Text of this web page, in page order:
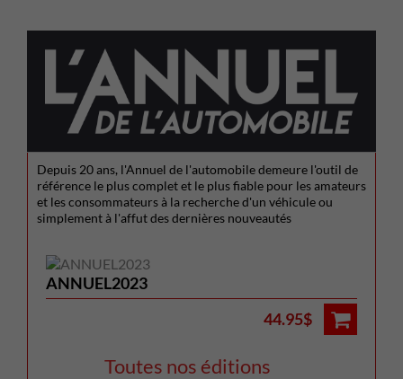
Depuis 20 ans, l'Annuel de l'automobile demeure l'outil de
référence le plus complet et le plus fiable pour les amateurs
et les consommateurs à la recherche d'un véhicule ou
simplement à l'affut des dernières nouveautés
ANNUEL2023
44.95$
Toutes nos éditions